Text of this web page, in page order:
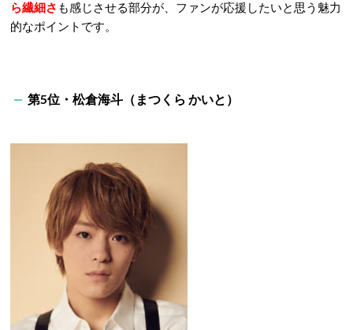
ら繊細さ も感じさせる部分が、ファンが応援したいと思う魅力
的なポイントです。
第5位・松倉海斗（まつくら かいと）